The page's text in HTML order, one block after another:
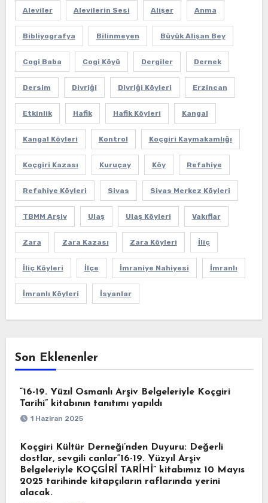
Aleviler Alevilerin Sesi Alişer Anma
Bibliyografya Bilinmeyen Büyük Alişan Bey
Cogi Baba Cogi Köyü Dergiler Dernek
Dersim Divriği Divriği Köyleri Erzincan
Etkinlik Hafik Hafik Köyleri Kangal
Kangal Köyleri Kontrol Koçgiri Kaymakamlığı
Koçgiri Kazası Kuruçay Köy Refahiye
Refahiye Köyleri Sivas Sivas Merkez Köyleri
TBMM Arşiv Ulaş Ulaş Köyleri Vakıflar
Zara Zara Kazası Zara Köyleri İliç
İliç Köyleri İlçe İmraniye Nahiyesi İmranlı
İmranlı Köyleri İsyanlar
Son Eklenenler
“16-19. Yüzıl Osmanlı Arşiv Belgeleriyle Koçgiri
Tarihi” kitabının tanıtımı yapıldı
1 Haziran 2025
Koçgiri Kültür Derneği’nden Duyuru: Değerli
dostlar, sevgili canlar“16-19. Yüzyıl Arşiv
Belgeleriyle KOÇGİRİ TARİHİ” kitabımız 10 Mayıs
2025 tarihinde kitapçıların raflarında yerini
alacak.